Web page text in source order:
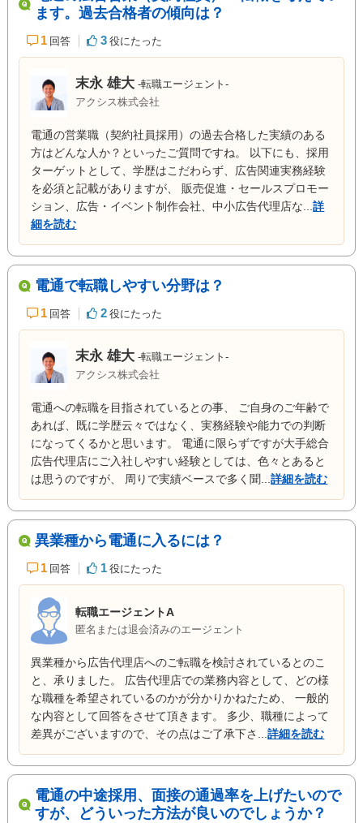
ます。過去合格者の傾向は？
1 回答 3 役にたった
末永 雄大 -転職エージェント-
アクシス株式会社
電通の営業職（契約社員採用）の過去合格した実績のある
方はどんな人か？といったご質問ですね。 以下にも、採用
ターゲットとして、学歴はこだわらず、広告関連実務経験
を必須と記載がありますが、 販売促進・セールスプロモー
ション、広告・イベント制作会社、中小広告代理店な...詳
細を読む
電通で転職しやすい分野は？
1 回答 2 役にたった
末永 雄大 -転職エージェント-
アクシス株式会社
電通への転職を目指されているとの事、 ご自身のご年齢で
あれば、既に学歴云々ではなく、実務経験や能力での判断
になってくるかと思います。 電通に限らずですが大手総合
広告代理店にご入社しやすい経験としては、色々とあると
は思うのですが、 周りで実績ベースで多く聞...詳細を読む
異業種から電通に入るには？
1 回答 1 役にたった
転職エージェントA
匿名または退会済みのエージェント
異業種から広告代理店へのご転職を検討されているとのこ
と、承りました。 広告代理店での業務内容として、どの様
な職種を希望されているのかが分かりかねたため、 一般的
な内容として回答をさせて頂きます。 多少、職種によって
差異がございますので、その点はご了承下さ...詳細を読む
電通の中途採用、面接の通過率を上げたいので
すが、どういった方法が良いのでしょうか？